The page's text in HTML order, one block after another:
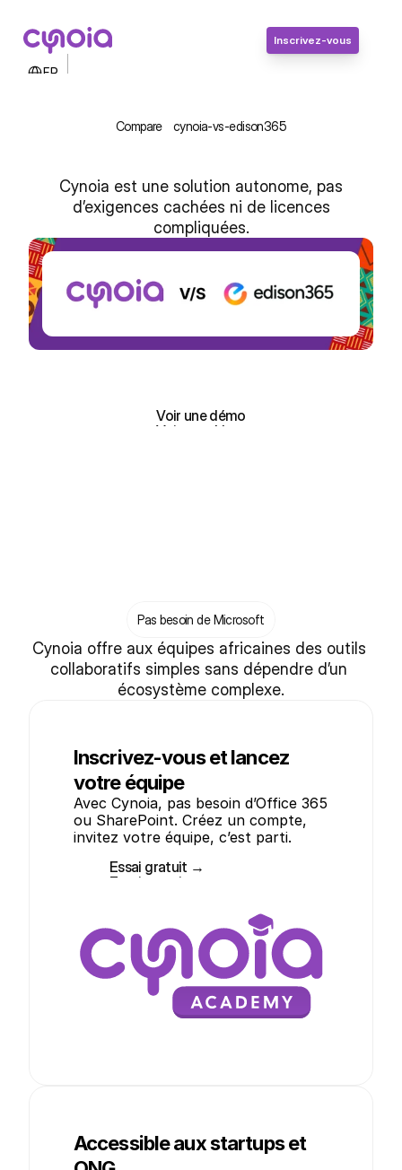
Inscrivez-vous
FR
Compare cynoia-vs-edison365
Cynoia vs edison365 : Outils projet
simples et pratiques pour l’Afrique
Cynoia est une solution autonome, pas
d’exigences cachées ni de licences
compliquées.
Voir une démo
Voir une démo
Pas besoin de Microsoft
Cynoia offre aux équipes africaines des outils
collaboratifs simples sans dépendre d’un
écosystème complexe.
Inscrivez-vous et lancez
votre équipe
Avec Cynoia, pas besoin d’Office 365
ou SharePoint. Créez un compte,
invitez votre équipe, c’est parti.
Essai gratuit →
Essai gratuit →
Accessible aux startups et